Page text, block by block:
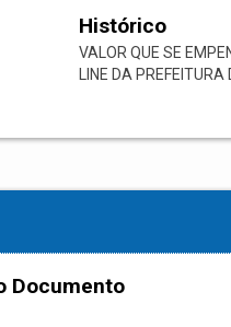
Histórico
VALOR QUE SE
LINE DA
Documento